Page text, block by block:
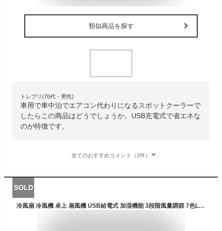
類似商品を探す
トレプリ(70代・男性)
車用で車中泊でエアコン代わりになるスポットクーラーで
したらこの商品はどうでしょうか。USB充電式で省エネな
のが特徴です。
全てのおすすめコメント（2件）
SOLD
冷風扇 冷風機 卓上 扇風機 USB給電式 加湿機能 3段階風量調節 7色LEDライト 銀イオン除菌 ミニエアコン ポータブルエアコン アロマ 角度調整 熱中症 暑さ対策 オフィス 個室 野外のテント 父の日 プレゼント